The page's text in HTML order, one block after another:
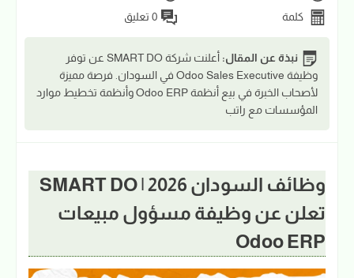
كلمة
0 تعليق
نبذة عن المقال:
أعلنت شركة SMART DO عن توفر
وظيفة Odoo Sales Executive في السودان. فرصة مميزة
لأصحاب الخبرة في بيع أنظمة Odoo ERP وأنظمة تخطيط موارد
المؤسسات مع راتب
وظائف السودان 2026 | SMART DO
تعلن عن وظيفة مسؤول مبيعات
Odoo ERP